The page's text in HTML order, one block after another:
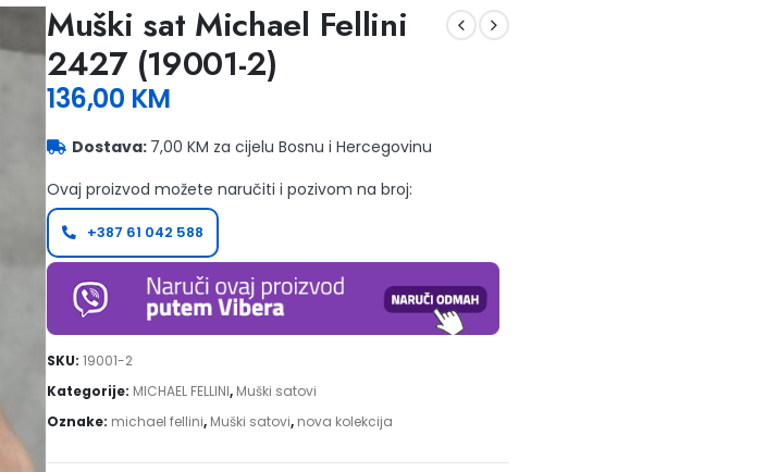
Muški sat Michael Fellini
2427 (19001-2)
136,00 KM
Dostava: 7,00 KM za cijelu Bosnu i Hercegovinu
Ovaj proizvod možete naručiti i pozivom na broj:
+387 61 042 588
SKU: 19001-2
Kategorije: MICHAEL FELLINI, Muški satovi
Oznake: michael fellini, Muški satovi, nova kolekcija